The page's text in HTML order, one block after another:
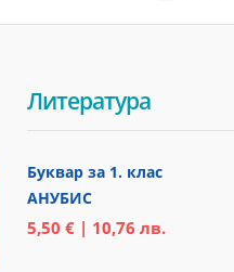
Литература
Буквар за 1. клас
АНУБИС
5,50 € | 10,76 лв.